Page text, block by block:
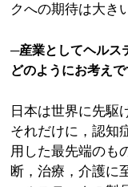
クへの期待は大き
─産業としてヘルス
どのようにお考えで
日本は世界に先駆
それだけに，認知
用した最先端のも
断，治療，介護に